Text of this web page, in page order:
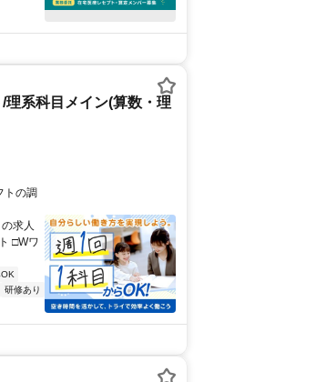
理系科目メイン(算数・理
トの調
求人
□Wワ
研修あり